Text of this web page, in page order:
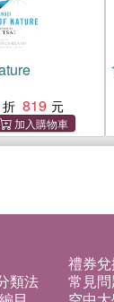
819
禮券
類法 常見問